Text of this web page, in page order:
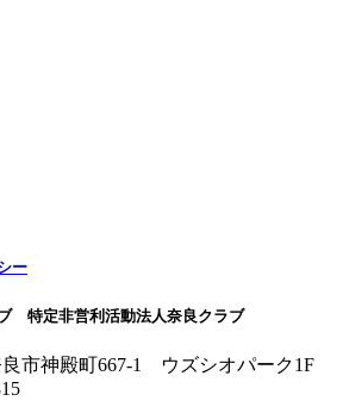
ー
特定非営利活動法人奈良クラブ
市神殿町667-1
ウズシオパーク1F